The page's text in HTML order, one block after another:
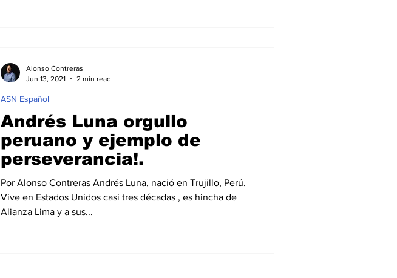
Andrés Luna orgullo
peruano y ejemplo de
perseverancia!.
Por Alonso Contreras Andrés Luna, nació en Trujillo, Perú.
Vive en Estados Unidos casi tres décadas , es hincha de
Alianza Lima y a sus...
ASN Español
Alonso Contreras
Jun 13, 2021
2 min read